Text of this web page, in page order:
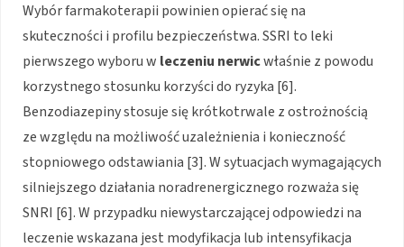
Wybór farmakoterapii powinien opierać się na
skuteczności i profilu bezpieczeństwa. SSRI to leki
pierwszego wyboru w leczeniu nerwicwłaśnie z powodu
korzystnego stosunku korzyści do ryzyka [6].
Benzodiazepiny stosuje się krótkotrwale z ostrożnością
ze względu na możliwość uzależnienia i konieczność
stopniowego odstawiania [3]. W sytuacjach wymagających
silniejszego działania noradrenergicznego rozważa się
SNRI [6]. W przypadku niewystarczającej odpowiedzi na
leczenie wskazana jest modyfikacja lub intensyfikacja